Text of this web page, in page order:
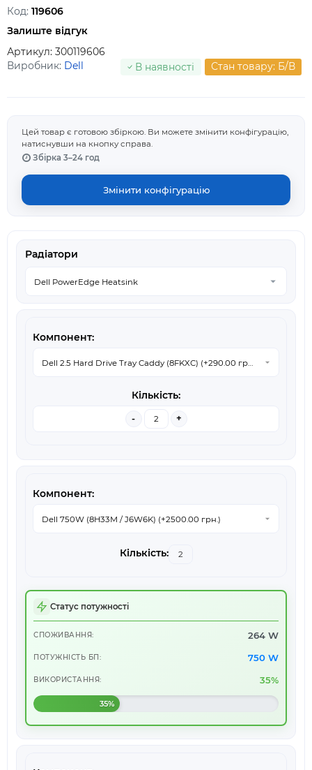
Код: 119606
Залиште відгук
Артикул: 300119606
Виробник: Dell В наявності Стан товару: Б/В
Цей товар є готовою збіркою. Ви можете змінити конфігурацію,
натиснувши на кнопку справа.
Збірка 3–24 год
Змінити конфігурацію
Радіатори
- +
Статус потужності
СПОЖИВАННЯ: 264 W
ПОТУЖНІСТЬ БП: 750 W
ВИКОРИСТАННЯ: 35%
35%